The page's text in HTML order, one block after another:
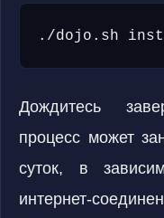
./dojo.sh
Дождитесь
процесс может
суток, в
интернет-